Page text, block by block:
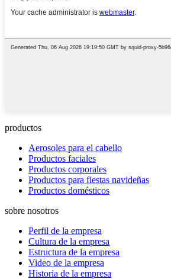
productos
Aerosoles para el cabello
Productos faciales
Productos corporales
Productos para fiestas navideñas
Productos domésticos
sobre nosotros
Perfil de la empresa
Cultura de la empresa
Estructura de la empresa
Video de la empresa
Historia de la empresa